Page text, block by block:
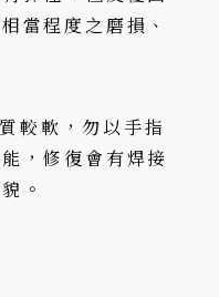
當程度之磨損、
較軟，勿以手指
，修復會有焊接
。